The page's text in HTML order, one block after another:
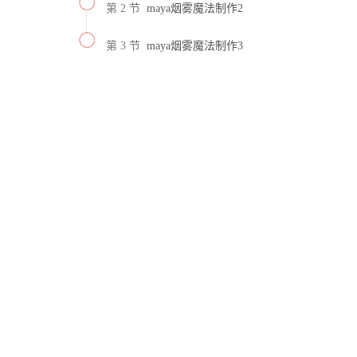
第 2 节 maya烟雾魔法制作2
第 3 节 maya烟雾魔法制作3